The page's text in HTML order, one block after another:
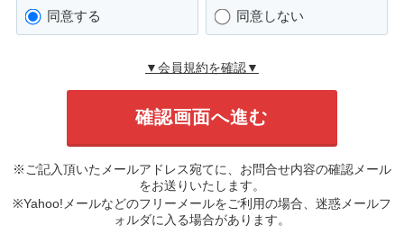
同意する 同意しない
▼会員規約を確認▼
※ご記入頂いたメールアドレス宛てに、お問合せ内容の確認メール
をお送りいたします。
※Yahoo!メールなどのフリーメールをご利用の場合、迷惑メールフ
ォルダに入る場合があります。